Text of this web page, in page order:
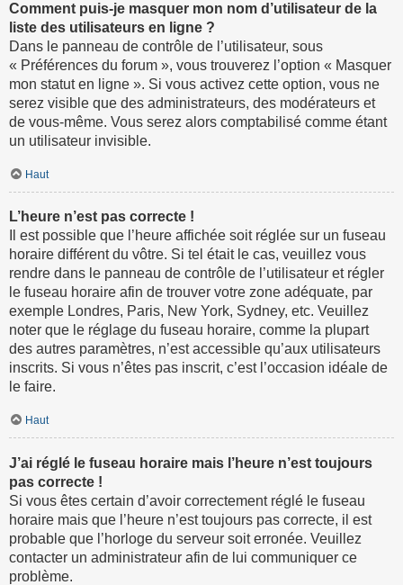
Comment puis-je masquer mon nom d’utilisateur de la
liste des utilisateurs en ligne ?
Dans le panneau de contrôle de l’utilisateur, sous
« Préférences du forum », vous trouverez l’option « Masquer
mon statut en ligne ». Si vous activez cette option, vous ne
serez visible que des administrateurs, des modérateurs et
de vous-même. Vous serez alors comptabilisé comme étant
un utilisateur invisible.
Haut
L’heure n’est pas correcte !
Il est possible que l’heure affichée soit réglée sur un fuseau
horaire différent du vôtre. Si tel était le cas, veuillez vous
rendre dans le panneau de contrôle de l’utilisateur et régler
le fuseau horaire afin de trouver votre zone adéquate, par
exemple Londres, Paris, New York, Sydney, etc. Veuillez
noter que le réglage du fuseau horaire, comme la plupart
des autres paramètres, n’est accessible qu’aux utilisateurs
inscrits. Si vous n’êtes pas inscrit, c’est l’occasion idéale de
le faire.
Haut
J’ai réglé le fuseau horaire mais l’heure n’est toujours
pas correcte !
Si vous êtes certain d’avoir correctement réglé le fuseau
horaire mais que l’heure n’est toujours pas correcte, il est
probable que l’horloge du serveur soit erronée. Veuillez
contacter un administrateur afin de lui communiquer ce
problème.